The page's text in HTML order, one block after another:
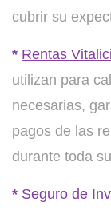
cubrir su
* Rentas
utilizan para
necesarias,
pagos de las
durante toda
* Seguro de